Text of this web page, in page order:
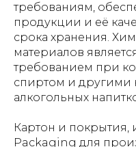
требованиям,
продукции и её
срока хранения.
материалов
требованием при
спиртом и другими
алкогольных
Картон и покрытия,
Packaging для